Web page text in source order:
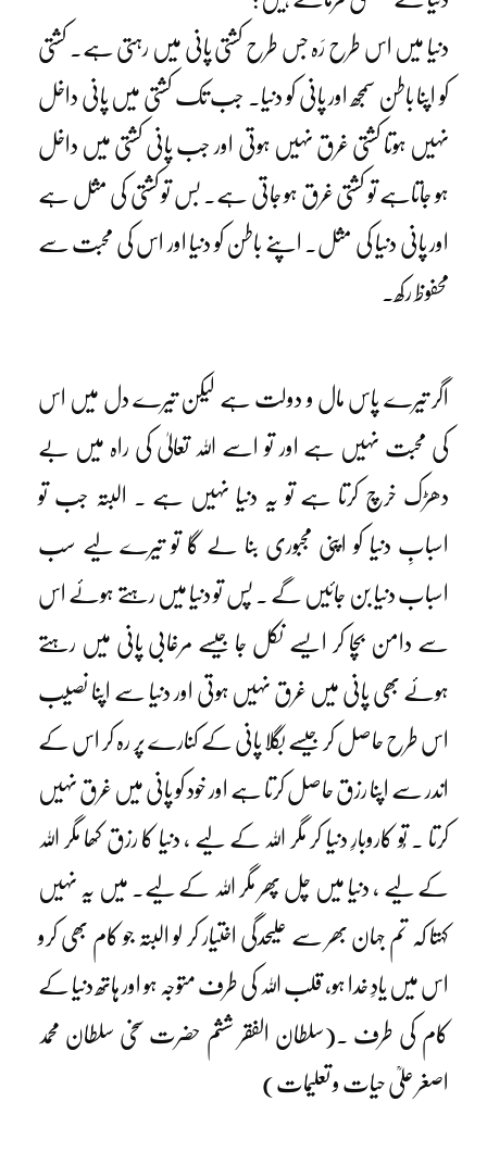
دنیا میں اس طرح رَہ جس طرح کشتی پانی میں رہتی ہے۔ کشتی
کو اپنا باطن سمجھ اور پانی کو دنیا۔ جب تک کشتی میں پانی داخل
نہیں ہوتا کشتی غرق نہیں ہوتی اور جب پانی کشتی میں داخل
ہو جاتاہے تو کشتی غرق ہو جاتی ہے۔ بس تو کشتی کی مثل ہے
اور پانی دنیا کی مثل۔ اپنے باطن کو دنیا اور اس کی محبت سے
محفوظ رکھ۔
اگر تیرے پاس مال و دولت ہے لیکن تیرے دل میں اس
کی محبت نہیں ہے اور تو اسے اللہ تعالیٰ کی راہ میں بے
دھڑک خرچ کرتا ہے تو یہ دنیا نہیں ہے ۔ البتہ جب تو
اسبابِ دنیا کو اپنی مجبوری بنا لے گا تو تیرے لیے سب
اسباب دنیا بن جائیں گے ۔ پس تو دنیا میں رہتے ہوئے اس
سے دامن بچا کر ایسے نکل جا جیسے مرغابی پانی میں رہتے
ہوئے بھی پانی میں غرق نہیں ہوتی اور دنیا سے اپنا نصیب
اس طرح حاصل کر جیسے بگلا پانی کے کنارے پر رہ کر اس کے
اندر سے اپنا رزق حاصل کرتا ہے اور خود کو پانی میں غرق نہیں
کرتا ۔ تُو کاروبارِ دنیا کر مگر اللہ کے لیے ، دنیا کا رزق کھا مگر اللہ
کے لیے ، دنیا میں چل پھر مگر اللہ کے لیے۔ میں یہ نہیں
کہتا کہ تم جہان بھر سے علیحدگی اختیار کر لو البتہ جو کام بھی کرو
اس میں یادِ خدا ہو، قلب اللہ کی طرف متوجہ ہو اور ہاتھ دنیا کے
کام کی طرف ۔(سلطان الفقر ششم حضرت سخی سلطان محمد
اصغر علیؒ حیات و تعلیمات)